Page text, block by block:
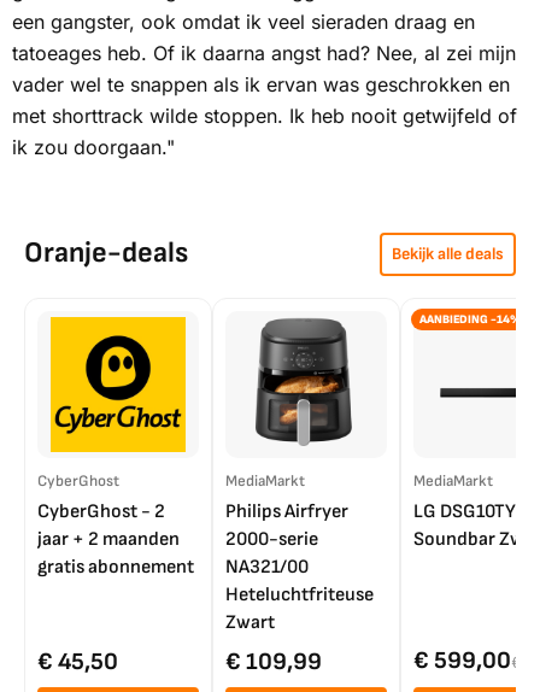
een gangster, ook omdat ik veel sieraden draag en
tatoeages heb. Of ik daarna angst had? Nee, al zei mijn
vader wel te snappen als ik ervan was geschrokken en
met shorttrack wilde stoppen. Ik heb nooit getwijfeld of
ik zou doorgaan."
Oranje-deals Bekijk alle deals
CyberGhost
CyberGhost - 2
jaar + 2 maanden
gratis abonnement
€ 45,50
MediaMarkt
Philips Airfryer
2000-serie
NA321/00
Heteluchtfriteuse
Zwart
€ 109,99
AANBIEDING -14%
MediaMarkt
LG DSG10TY
Soundbar
€ 599,00€